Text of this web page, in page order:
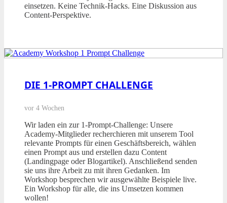
einsetzen. Keine Technik-Hacks. Eine Diskussion aus
Content-Perspektive.
DIE 1-PROMPT CHALLENGE
vor 4 Wochen
Wir laden ein zur 1-Prompt-Challenge: Unsere
Academy-Mitglieder recherchieren mit unserem Tool
relevante Prompts für einen Geschäftsbereich, wählen
einen Prompt aus und erstellen dazu Content
(Landingpage oder Blogartikel). Anschließend senden
sie uns ihre Arbeit zu mit ihren Gedanken. Im
Workshop besprechen wir ausgewählte Beispiele live.
Ein Workshop für alle, die ins Umsetzen kommen
wollen!